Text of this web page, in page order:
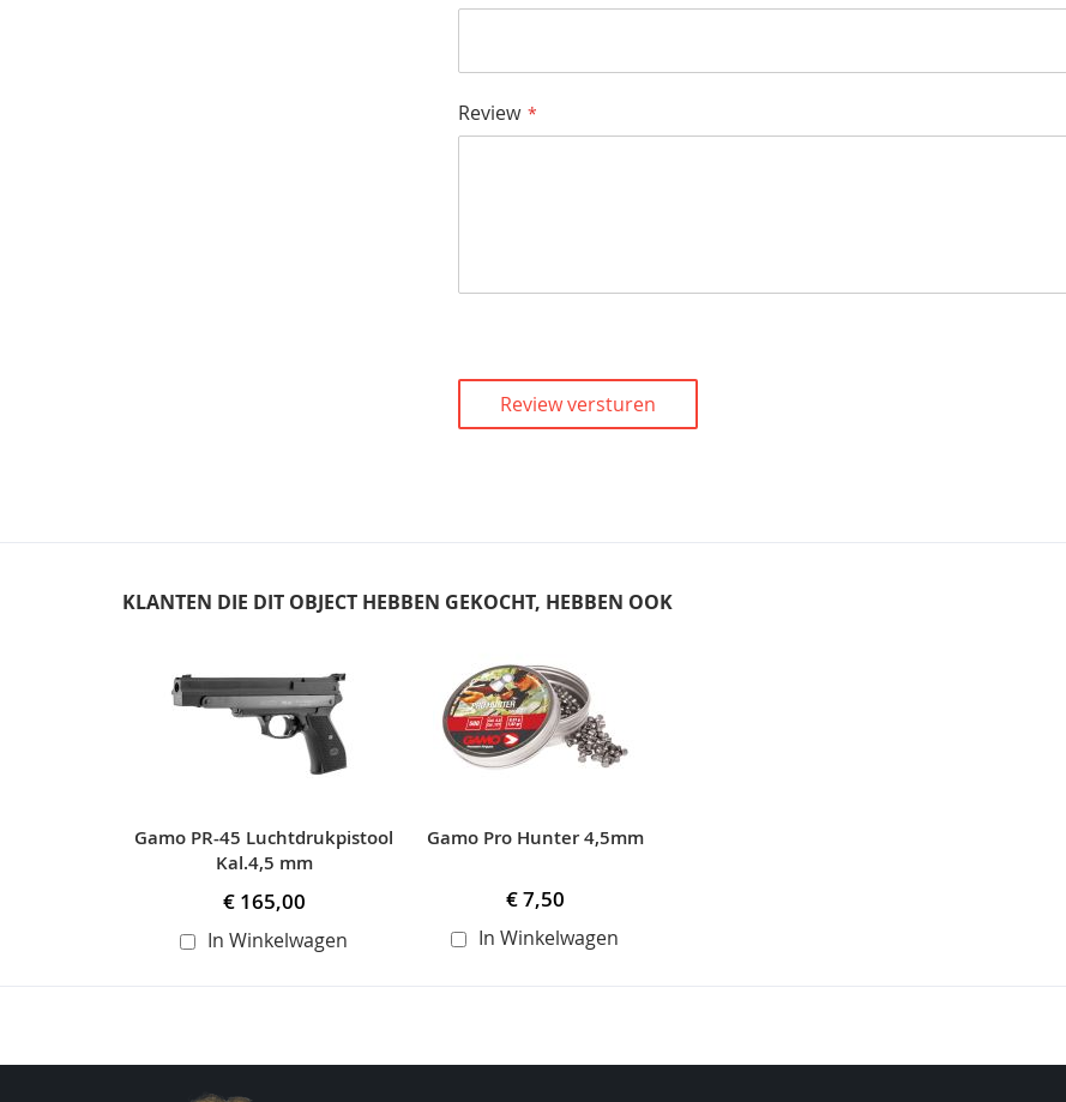
Review
Review versturen
KLANTEN DIE DIT OBJECT HEBBEN GEKOCHT, HEBBEN OOK
Gamo PR-45 Luchtdrukpistool
Kal.4,5 mm
€ 165,00
In Winkelwagen
Gamo Pro Hunter 4,5mm
€ 7,50
In Winkelwagen